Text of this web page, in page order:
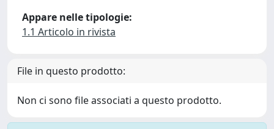
Appare nelle tipologie:
1.1 Articolo in rivista
File in questo prodotto:
Non ci sono file associati a questo prodotto.